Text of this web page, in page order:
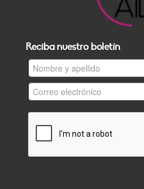
Reciba nuestro boletín